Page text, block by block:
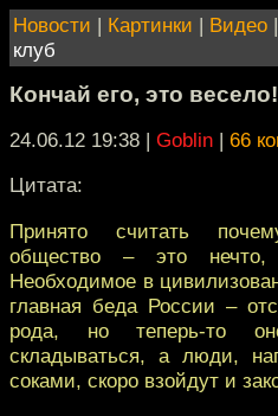
Новости | Картинки | Видео |
клуб
Кончай его, это весело!
24.06.12 19:38 | Goblin | 66
Цитата:
Принято считать
общество – это нечто,
Необходимое в
главная беда России –
рода, но теперь-то
складываться, а люди,
соками, скоро взойдут и